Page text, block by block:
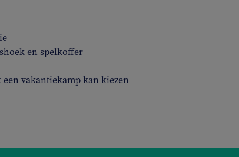
en spelkoffer
vakantiekamp kan kiezen